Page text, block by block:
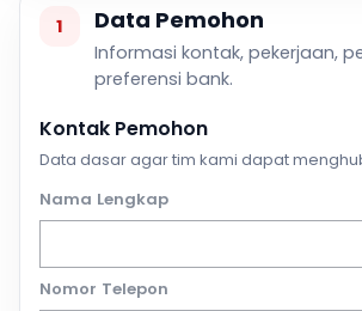
1 Data Pemohon
Informasi kontak, pekerjaan,
preferensi bank.
Kontak Pemohon
Data dasar agar tim kami dapat
Nama Lengkap
Nomor Telepon